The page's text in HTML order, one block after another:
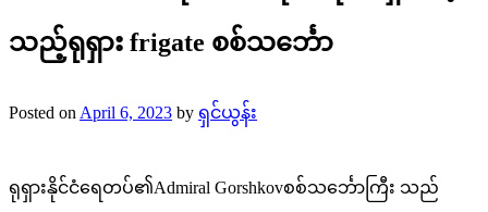
သည့်ရုရှား frigate စစ်သင်္ဘော
Posted on April 6, 2023 by ရှင်ယွန်း
ရုရှားနိုင်ငံရေတပ်၏Admiral Gorshkovစစ်သင်္ဘောကြီး သည်